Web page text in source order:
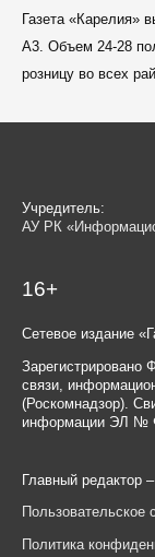
Газета «Карелия»
A3. Объем 24-28
розницу во всех
Учредитель:
АУ РК
16+
Сетевое издание
Зарегистрировано
связи,
(Роскомнадзор).
информации ЭЛ №
Главный редактор
Пользовательское
Политика